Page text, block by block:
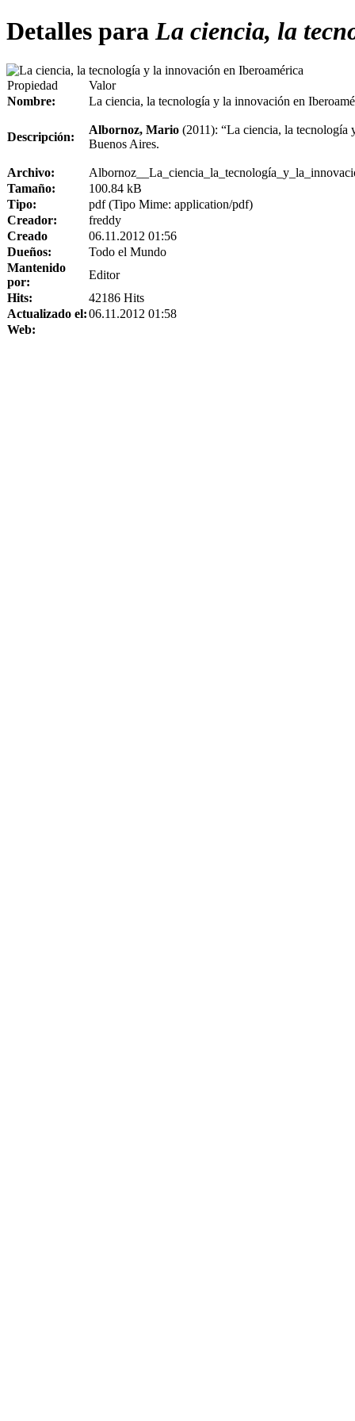
Detalles paraLa ciencia, la
Propiedad
Valor
Nombre:
La ciencia, la tecnología y la innovación en
Descripción:
Albornoz, Mario (2011): “La ciencia, la tecnología
Buenos Aires.
Archivo:
Tamaño:
100.84 kB
Tipo:
pdf (Tipo Mime: application/pdf)
Creador:
freddy
Creado
06.11.2012 01:56
Dueños:
Todo el Mundo
Mantenido
por:
Editor
Hits:
42186 Hits
Actualizado el:06.11.2012 01:58
Web: